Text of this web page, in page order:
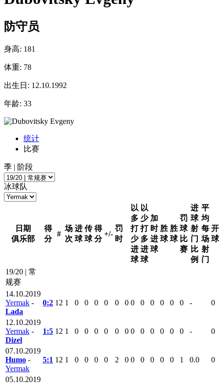
防守员
身高: 181
体重: 78
出生日: 12.10.1992
年龄: 33
统计
比赛
季 | 阶段
冰球队
日期
俱乐部
得
分
#
场
次
进
球
传
球
得
分
+/-
罚
时
以
多
打
少
进
球
以
少
打
多
进
球
加
时
进
球
胜
球
胜
球
罚
球
比
赛
进
球
射
门
比
例
平
均
每
场
射
门
开
球
19/20 | 常
规赛
14.10.2019
Yermak -
Lada
0:2 12 1 0 0 0 0 0 0 0 0 0 0 0 0 - 0
12.10.2019
Yermak -
Dizel
1:5 12 1 0 0 0 0 0 0 0 0 0 0 0 0 - 0
07.10.2019
Humo -
Yermak
5:1 12 1 0 0 0 0 2 0 0 0 0 0 0 1 0.0 0
05.10.2019